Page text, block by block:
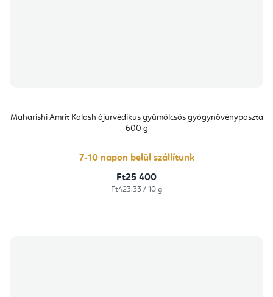
Maharishi Amrit Kalash ájurvédikus gyümölcsös gyógynövénypaszta
600 g
7-10 napon belül szállítunk
Ft25 400
Egységár:
Ft423,33 / 10 g